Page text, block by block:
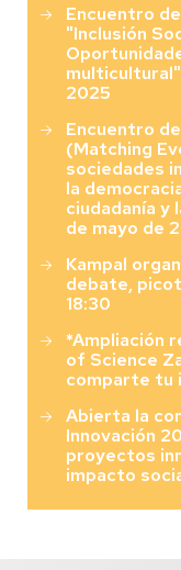
Encuentro
"Inclusión
2025
Encuentro
(Matching
sociedades
la
ciudadanía y
de mayo de
Kampal
debate,
18:30
*Ampliación
of Science
comparte tu
Abierta la
Innovación
proyectos
impacto